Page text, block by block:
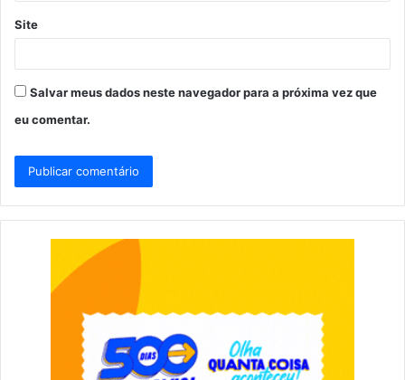
Site
Salvar meus dados neste navegador para a próxima vez que
eu comentar.